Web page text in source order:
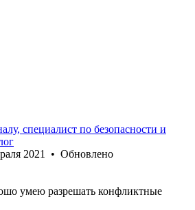
специалист по безопасности и
2021 • Обновлено
умею разрешать конфликтные